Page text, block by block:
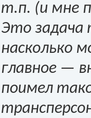
т.п. (и мне
Это задача
насколько
главное —
поимел